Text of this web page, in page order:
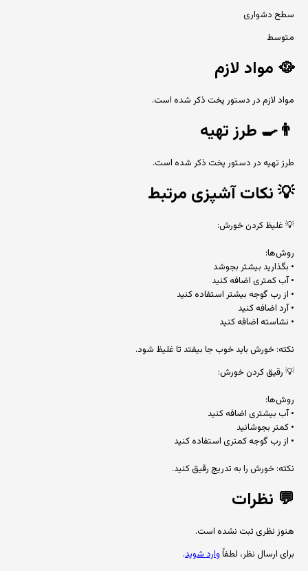
سطح دشواری
متوسط
🥘 مواد لازم
مواد لازم در دستور پخت ذکر شده است.
👨‍🍳 طرز تهیه
طرز تهیه در دستور پخت ذکر شده است.
💡نکات آشپزی مرتبط
💡 غلیظ کردن خورش:
روش‌ها:
• بگذارید بیشتر بجوشد
• آب کمتری اضافه کنید
• از رب گوجه بیشتر استفاده کنید
• آرد اضافه کنید
• نشاسته اضافه کنید
نکته: خورش باید خوب جا بیفتد تا غلیظ شود.
💡 رقیق کردن خورش:
روش‌ها:
• آب بیشتری اضافه کنید
• کمتر بجوشانید
• از رب گوجه کمتری استفاده کنید
نکته: خورش را به تدریج رقیق کنید.
💬 نظرات
هنوز نظری ثبت نشده است.
برای ارسال نظر، لطفاًوارد شوید.